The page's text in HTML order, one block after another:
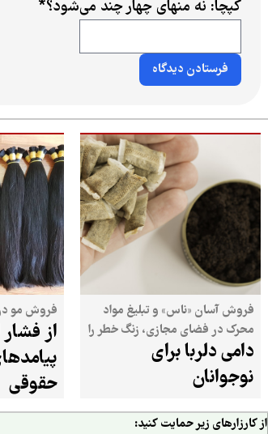
کپچا: نه منهای چهار چند می‌شود؟*
فروش آسان «ناس» و تبلیغ مواد
محرک در فضای مجازی، زنگ خطر را
برای کودکان و نوجوانان به صدا
درآورده است
دامی دلربا برای
نوجوانان
فروش مو
از
حقوقی
از کارزارهای زیر حمایت کنید: